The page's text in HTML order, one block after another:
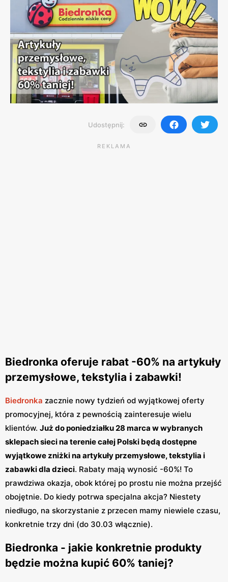
Udostępnij:
REKLAMA
Biedronka oferuje rabat -60% na artykuły
przemysłowe, tekstylia i zabawki!
Biedronka zacznie nowy tydzień od wyjątkowej oferty
promocyjnej, która z pewnością zainteresuje wielu
klientów. Już do poniedziałku 28 marca w wybranych
sklepach sieci na terenie całej Polski będą dostępne
wyjątkowe zniżki na artykuły przemysłowe, tekstylia i
zabawki dla dzieci. Rabaty mają wynosić -60%! To
prawdziwa okazja, obok której po prostu nie można przejść
obojętnie. Do kiedy potrwa specjalna akcja? Niestety
niedługo, na skorzystanie z przecen mamy niewiele czasu,
konkretnie trzy dni (do 30.03 włącznie).
Biedronka - jakie konkretnie produkty
będzie można kupić 60% taniej?